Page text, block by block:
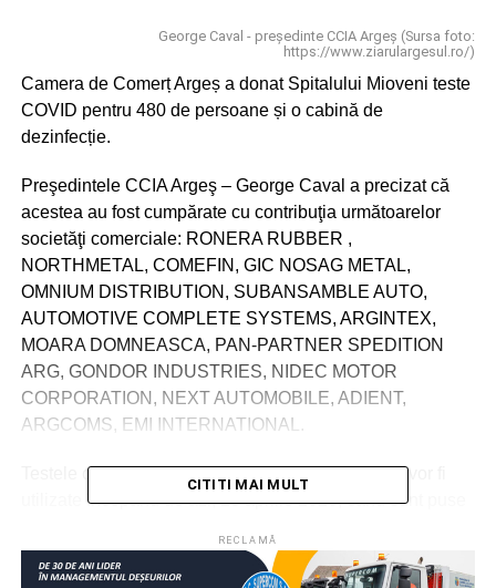
George Caval - preşedinte CCIA Argeş (Sursa foto:
https://www.ziarulargesul.ro/)
Camera de Comerț Argeș a donat Spitalului Mioveni teste
COVID pentru 480 de persoane și o cabină de
dezinfecție.
Preşedintele CCIA Argeş – George Caval a precizat că
acestea au fost cumpărate cu contribuţia următoarelor
societăţi comerciale: RONERA RUBBER ,
NORTHMETAL, COMEFIN, GIC NOSAG METAL,
OMNIUM DISTRIBUTION, SUBANSAMBLE AUTO,
AUTOMOTIVE COMPLETE SYSTEMS, ARGINTEX,
MOARA DOMNEASCA, PAN-PARTNER SPEDITION
ARG, GONDOR INDUSTRIES, NIDEC MOTOR
CORPORATION, NEXT AUTOMOBILE, ADIENT,
ARGCOMS, EMI INTERNATIONAL.
Testele cumpărate de agenții economici din județ vor fi
utilizate începând de azi, 23 aprilie 2020, când sunt puse
PCR.
CITITI MAI MULT
RECLAMĂ